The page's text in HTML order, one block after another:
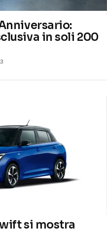
in soli 200
si mostra